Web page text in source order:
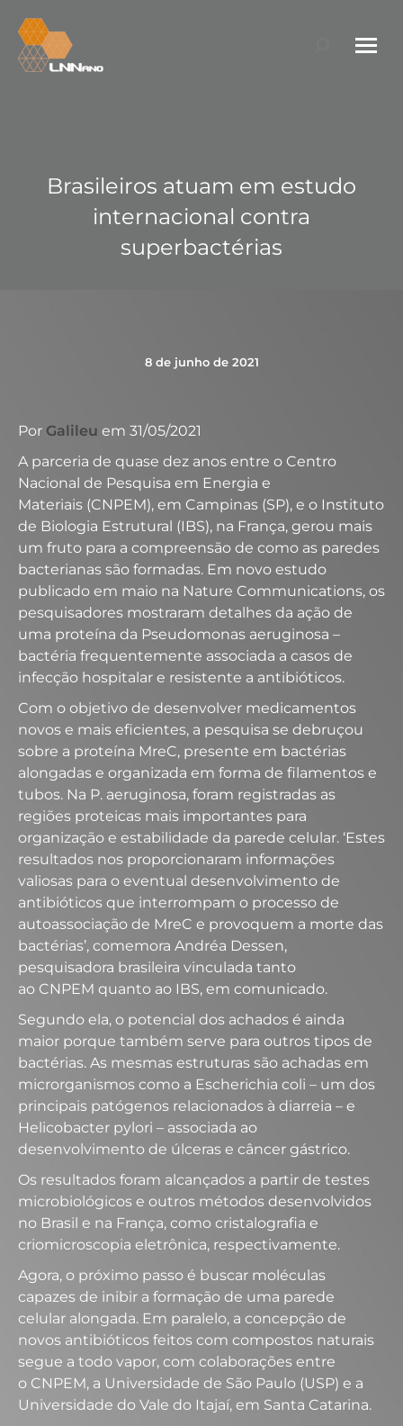
Search:
Brasileiros atuam em estudo
internacional contra
superbactérias
8 de junho de 2021
Por Galileu em 31/05/2021
A parceria de quase dez anos entre o Centro
Nacional de Pesquisa em Energia e
Materiais (CNPEM), em Campinas (SP), e o Instituto
de Biologia Estrutural (IBS), na França, gerou mais
um fruto para a compreensão de como as paredes
bacterianas são formadas. Em novo estudo
publicado em maio na Nature Communications, os
pesquisadores mostraram detalhes da ação de
uma proteína da Pseudomonas aeruginosa –
bactéria frequentemente associada a casos de
infecção hospitalar e resistente a antibióticos.
Com o objetivo de desenvolver medicamentos
novos e mais eficientes, a pesquisa se debruçou
sobre a proteína MreC, presente em bactérias
alongadas e organizada em forma de filamentos e
tubos. Na P. aeruginosa, foram registradas as
regiões proteicas mais importantes para
organização e estabilidade da parede celular. ‘Estes
resultados nos proporcionaram informações
valiosas para o eventual desenvolvimento de
antibióticos que interrompam o processo de
autoassociação de MreC e provoquem a morte das
bactérias’, comemora Andréa Dessen,
pesquisadora brasileira vinculada tanto
ao CNPEM quanto ao IBS, em comunicado.
Segundo ela, o potencial dos achados é ainda
maior porque também serve para outros tipos de
bactérias. As mesmas estruturas são achadas em
microrganismos como a Escherichia coli – um dos
principais patógenos relacionados à diarreia – e
Helicobacter pylori – associada ao
desenvolvimento de úlceras e câncer gástrico.
Os resultados foram alcançados a partir de testes
microbiológicos e outros métodos desenvolvidos
no Brasil e na França, como cristalografia e
criomicroscopia eletrônica, respectivamente.
Agora, o próximo passo é buscar moléculas
capazes de inibir a formação de uma parede
celular alongada. Em paralelo, a concepção de
novos antibióticos feitos com compostos naturais
segue a todo vapor, com colaborações entre
o CNPEM, a Universidade de São Paulo (USP) e a
Universidade do Vale do Itajaí, em Santa Catarina.